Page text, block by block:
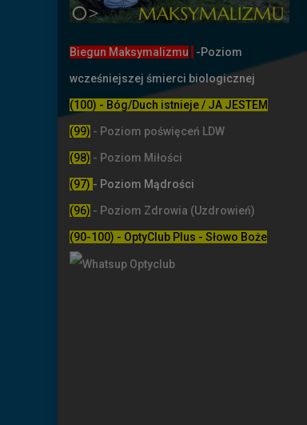
Biegun Maksymalizmu -Poziom
wcześniejszej śmierci biologicznej
(100) - Bóg/Duch istnieje / JA JESTEM
(99) - Poziom poświęceń LDW
(98) - Poziom Miłości
(97) - Poziom Mądrości
(96) - Poziom Zdrowia (Uzdrowień)
(90-100) - OptyClub Plus - Słowo Boże